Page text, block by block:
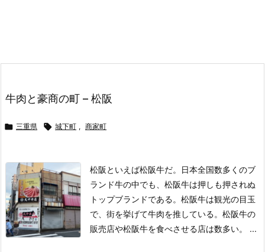
牛肉と豪商の町 – 松阪
 三重県  城下町 , 商家町
松阪といえば松阪牛だ。
日本全国数多くのブ
ランド牛の中でも、松阪牛は押しも押されぬ
トップブランドである。 松阪牛は観光の目玉
で、街を挙げて牛肉を推している。松阪牛の
販売店や松阪牛を食べさせる店は数多い。 ...